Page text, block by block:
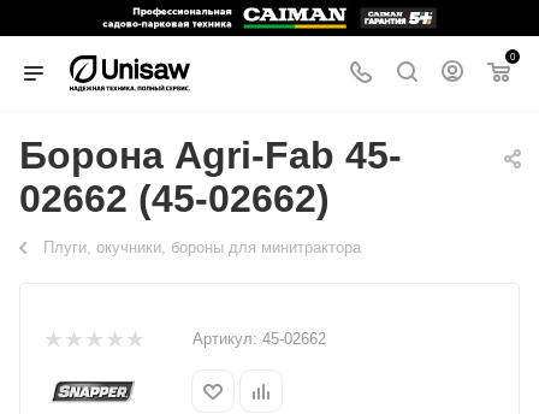
0
Борона Agri-Fab 45-
02662 (45-02662)
Плуги, окучники, бороны для минитрактора
Артикул: 45-02662